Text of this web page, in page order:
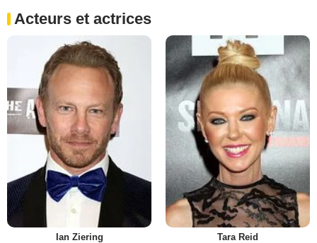
Acteurs et actrices
Ian Ziering Tara Reid